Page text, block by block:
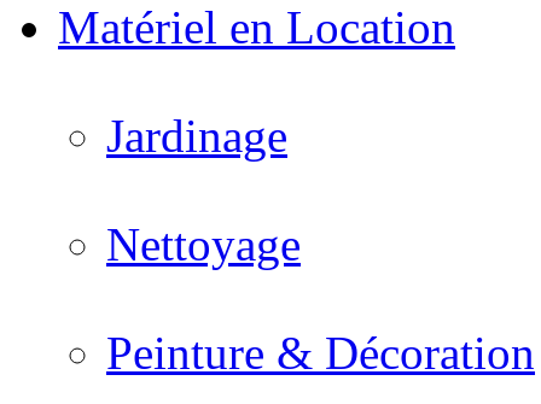
Matériel en Location
Jardinage
Nettoyage
Peinture & Décoration